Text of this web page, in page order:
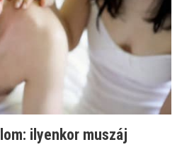
ilyenkor muszáj